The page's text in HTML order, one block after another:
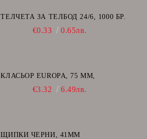
ТЕЛЧЕТА ЗА ТЕЛБОД 24/6, 1000 БР.
€0.33 0.65лв.
КЛАСЬОР EUROPA, 75 ММ,
€3.32 6.49лв.
ЩИПКИ ЧЕРНИ, 41ММ